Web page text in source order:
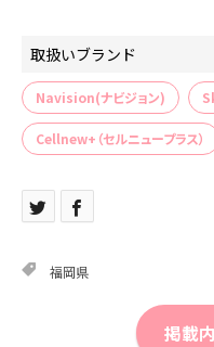
取扱いブランド
Navision(ナビジョン)
Cellnew+（セルニュープラス）
福岡県
掲載